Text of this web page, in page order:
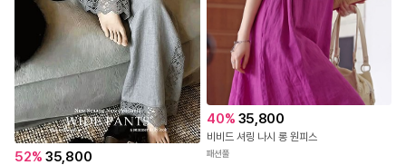
52% 35,800
40% 35,800
비비드 셔링 나시 롱 원피스
패션풀